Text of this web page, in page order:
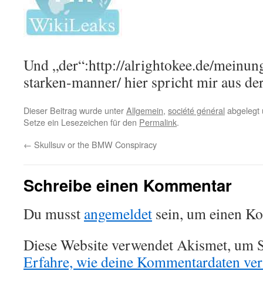
Und „der“:http://alrightokee.de/
starken-manner/ hier spricht mir aus
Dieser Beitrag wurde unterAllgemein, société général
Setze ein Lesezeichen für den Permalink.
← Skullsuv or the BMW Conspiracy
Schreibe einen Kommentar
Du musst angemeldet sein, um einen
Diese Website verwendet Akismet, um
Erfahre, wie deine Kommentardaten